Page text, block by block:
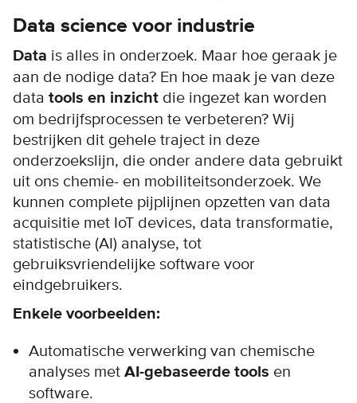
Data science voor industrie
Data is alles in onderzoek. Maar hoe geraak je
aan de nodige data? En hoe maak je van deze
data tools en inzicht die ingezet kan worden
om bedrijfsprocessen te verbeteren? Wij
bestrijken dit gehele traject in deze
onderzoekslijn, die onder andere data gebruikt
uit ons chemie- en mobiliteitsonderzoek. We
kunnen complete pijplijnen opzetten van data
acquisitie met IoT devices, data transformatie,
statistische (AI) analyse, tot
gebruiksvriendelijke software voor
eindgebruikers.
Enkele voorbeelden:
Automatische verwerking van chemische
analyses met AI-gebaseerde tools en
software.